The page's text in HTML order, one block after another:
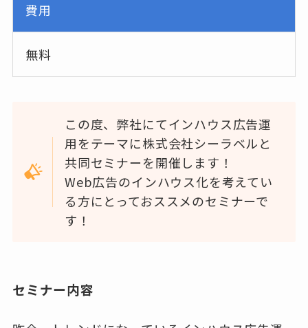
費用
無料
この度、弊社にてインハウス広告運
用をテーマに株式会社シーラベルと
共同セミナーを開催します！
Web広告のインハウス化を考えてい
る方にとっておススメのセミナーで
す！
セミナー内容